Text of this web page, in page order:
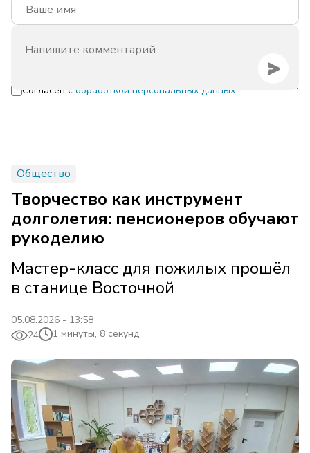
Согласен с обработкой персональных данных
Общество
Творчество как инструмент
долголетия: пенсионеров обучают
рукоделию
Мастер-класс для пожилых прошёл
в станице Восточной
05.08.2026 - 13:58
24
1 минуты, 8 секунд